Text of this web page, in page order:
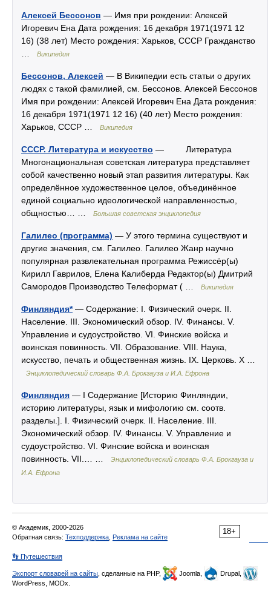
Алексей Бессонов — Имя при рождении: Алексей
Игоревич Ена Дата рождения: 16 декабря 1971(1971 12
16) (38 лет) Место рождения: Харьков, СССР Гражданство
…
Википедия
Бессонов, Алексей — В Википедии есть статьи о других
людях с такой фамилией, см. Бессонов. Алексей Бессонов
Имя при рождении: Алексей Игоревич Ена Дата рождения:
16 декабря 1971(1971 12 16) (40 лет) Место рождения:
Харьков, СССР …
Википедия
СССР. Литература и искусство — Литература
Многонациональная советская литература представляет
собой качественно новый этап развития литературы. Как
определённое художественное целое, объединённое
единой социально идеологической направленностью,
общностью… …
Большая советская энциклопедия
Галилео (программа) — У этого термина существуют и
другие значения, см. Галилео. Галилео Жанр научно
популярная развлекательная программа Режиссёр(ы)
Кирилл Гаврилов, Елена Калиберда Редактор(ы) Дмитрий
Самородов Производство Телеформат ( …
Википедия
Финляндия*— Содержание: I. Физический очерк. II.
Население. III. Экономический обзор. IV. Финансы. V.
Управление и судоустройство. VI. Финские войска и
воинская повинность. VII. Образование. VIII. Наука,
искусство, печать и общественная жизнь. IX. Церковь. X …
Энциклопедический словарь Ф.А. Брокгауза и И.А. Ефрона
Финляндия — I Содержание [Историю Финляндии,
историю литературы, язык и мифологию см. соотв.
разделы.]. I. Физический очерк. II. Население. III.
Экономический обзор. IV. Финансы. V. Управление и
судоустройство. VI. Финские войска и воинская
повинность. VII.… …
Энциклопедический словарь Ф.А. Брокгауза и
И.А. Ефрона
18+
© Академик, 2000-2026
Обратная связь: Техподдержка, Реклама на сайте
👣 Путешествия
Экспорт словарей на сайты, сделанные на PHP, Joomla,
Drupal,
WordPress, MODx.